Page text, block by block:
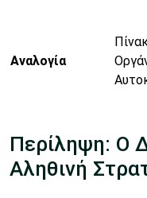
Αναλογία
Περίληψη: Ο
Αληθινή